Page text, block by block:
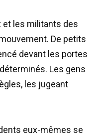
et les militants des
De petits
devant les portes
Les gens
les jugeant
eux-mêmes se